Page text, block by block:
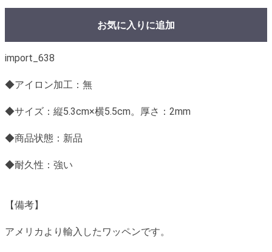
お気に入りに追加
import_638
◆アイロン加工：無
◆サイズ：縦5.3cm×横5.5cm。厚さ：2mm
◆商品状態：新品
◆耐久性：強い
【備考】
アメリカより輸入したワッペンです。